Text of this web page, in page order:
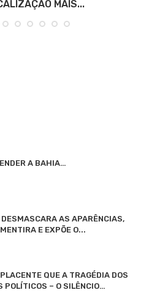
MAIS...
A BAHIA…
DESMASCARA AS APARÊNCIAS,
E EXPÕE O...
QUE A TRAGÉDIA DOS
POLÍTICOS – O SILÊNCIO…